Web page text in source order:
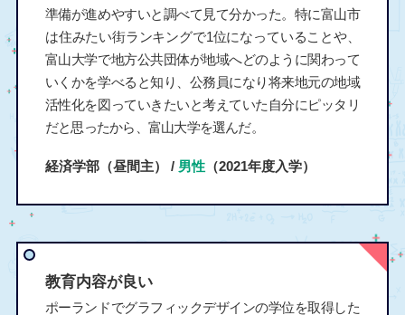
準備が進めやすいと調べて見て分かった。特に富山市
は住みたい街ランキングで1位になっていることや、
富山大学で地方公共団体が地域へどのように関わって
いくかを学べると知り、公務員になり将来地元の地域
活性化を図っていきたいと考えていた自分にピッタリ
だと思ったから、富山大学を選んだ。
経済学部（昼間主） / 男性（2021年度入学）
教育内容が良い
ポーランドでグラフィックデザインの学位を取得した